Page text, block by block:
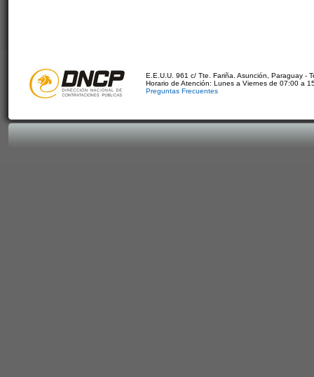
E.E.U.U. 961 c/ Tte. Fariña. Asunción, Paraguay -
Horario de Atención: Lunes a Viernes de 07:00 a
Preguntas Frecuentes